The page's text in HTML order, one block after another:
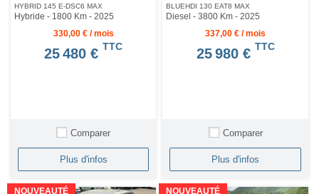
HYBRID 145 E-DSC6 MAX
Hybride - 1800 Km - 2025
330,00 € / mois
25 480 € TTC
Comparer
Plus d'infos
BLUEHDI 130 EAT8 MAX
Diesel - 3800 Km- 2025
337,00 € / mois
25 980 € TTC
Comparer
Plus d'infos
NOUVEAUTÉ NOUVEAUTÉ